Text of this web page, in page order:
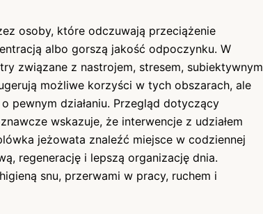
osoby, które odczuwają przeciążenie
albo gorszą jakość odpoczynku. W
związane z nastrojem, stresem, subiektywnym
możliwe korzyści w tych obszarach, ale
pewnym działaniu. Przegląd dotyczący
wskazuje, że interwencje z udziałem
jeżowata znaleźć miejsce w codziennej
regenerację i lepszą organizację dnia.
snu, przerwami w pracy, ruchem i